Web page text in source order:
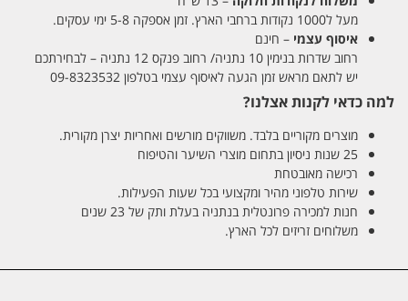
מעל ל1000 נקודות ברחבי הארץ. זמן אספקה 5-8 ימי עסקים.
איסוף עצמי – חינם
רחוב שדרות בנימין 10 נתניה/ רחוב פנקס 12 נתניה – לבחירתכם
יש לתאם מראש זמן הגעה לאיסוף עצמי בטלפון 09-8323532
למה כדאי לקנות אצלנו?
מוצרים מקוריים בלבד. משווקים מורשים ואחריות יצרן מקורית.
25 שנות ניסיון בתחום מוצרי השיער והטיפוח
רכישה מאובטחת
שירות טלפוני מהיר ומקצועי בכל שעות הפעילות.
חנות למכירה פרונטלית בנתניה בעלת ותק של 23 שנים
משלוחים זריזים לכל הארץ.